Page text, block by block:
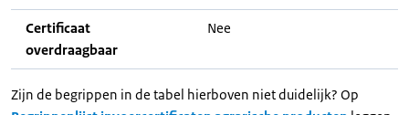
Certificaat
overdraagbaar
Nee
Zijn de begrippen in de tabel hierboven niet duidelijk? Op